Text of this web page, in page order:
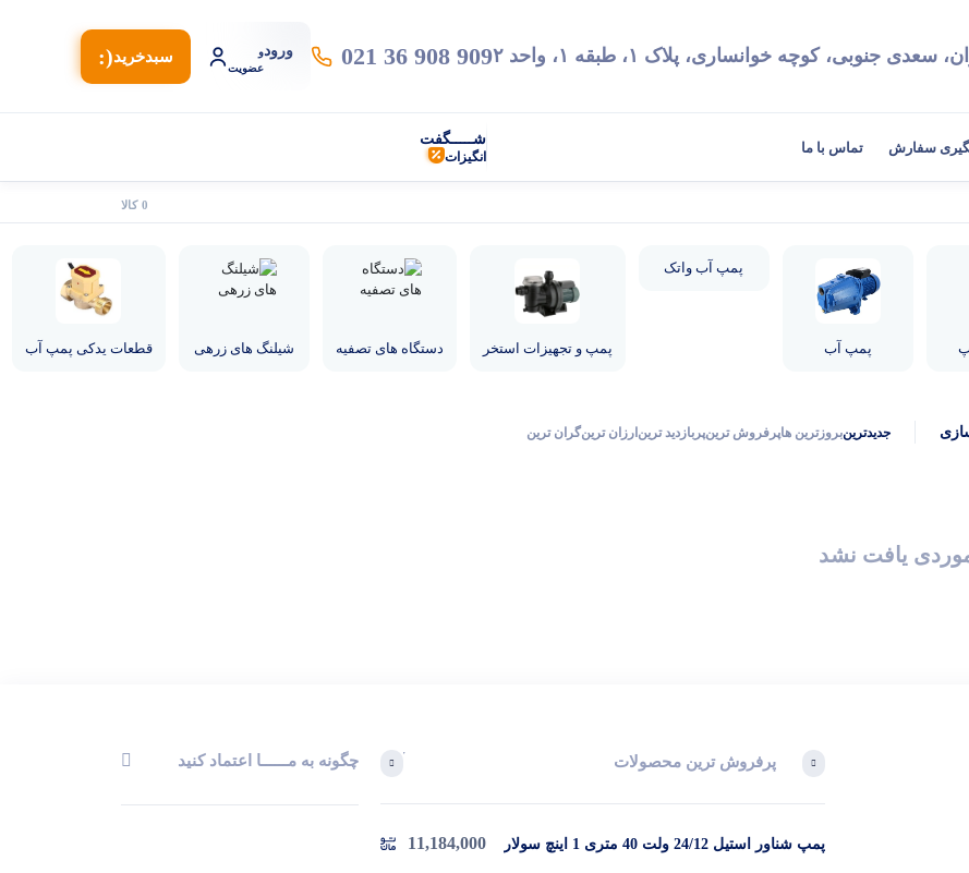
سعدی جنوبی، کوچه خوانساری، پلاک ۱، طبقه ۱، واحد ۲ 021 36 908 909 ورودو
عضویت
سبد‌خرید(:
سفارش تماس با ما شـــــگفت
انگیزات
0 کالا
پمپ آب
پمپ آب واتک
پمپ و تجهیزات استخر دستگاه های تصفیه شیلنگ های زرهی قطعات یدکی پمپ آب
جدیدترینبروزترین هاپرفروش ترینپربازدید ترینارزان ترینگران ترین
یافت نشد
پرفروش ترین محصولات آخرین محصولاتی که بازدید کردید
پمپ شناور استیل 24/12 ولت 40 متری 1 اینچ سولار 11,184,000
چگونه به مــــــا اعتماد کنید